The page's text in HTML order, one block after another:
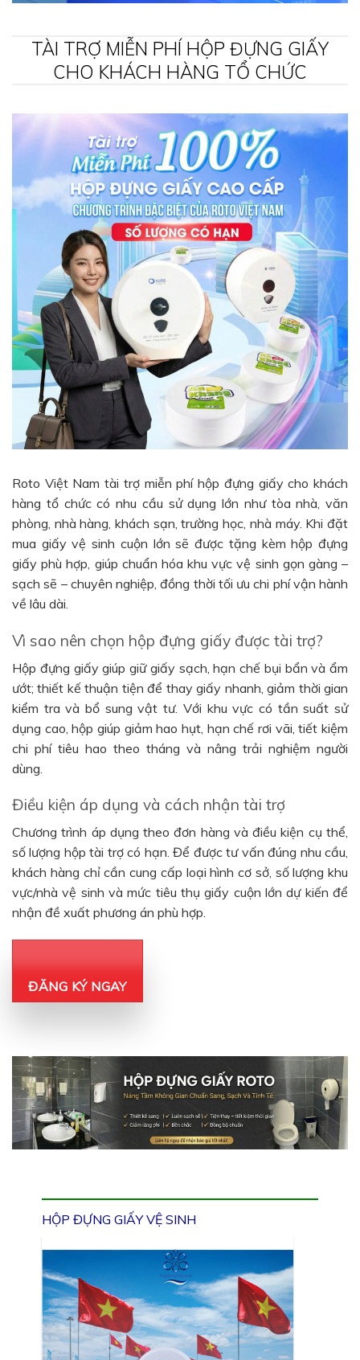
TÀI TRỢ MIỄN PHÍ HỘP ĐỰNG GIẤY
CHO KHÁCH HÀNG TỔ CHỨC
Roto Việt Nam tài trợ miễn phí hộp đựng giấy cho khách
hàng tổ chức có nhu cầu sử dụng lớn như tòa nhà, văn
phòng, nhà hàng, khách sạn, trường học, nhà máy. Khi đặt
mua giấy vệ sinh cuộn lớn sẽ được tặng kèm hộp đựng
giấy phù hợp, giúp chuẩn hóa khu vực vệ sinh gọn gàng –
sạch sẽ – chuyên nghiệp, đồng thời tối ưu chi phí vận hành
về lâu dài.
Vì sao nên chọn hộp đựng giấy được tài trợ?
Hộp đựng giấy giúp giữ giấy sạch, hạn chế bụi bẩn và ẩm
ướt; thiết kế thuận tiện để thay giấy nhanh, giảm thời gian
kiểm tra và bổ sung vật tư. Với khu vực có tần suất sử
dụng cao, hộp giúp giảm hao hụt, hạn chế rơi vãi, tiết kiệm
chi phí tiêu hao theo tháng và nâng trải nghiệm người
dùng.
Điều kiện áp dụng và cách nhận tài trợ
Chương trình áp dụng theo đơn hàng và điều kiện cụ thể,
số lượng hộp tài trợ có hạn. Để được tư vấn đúng nhu cầu,
khách hàng chỉ cần cung cấp loại hình cơ sở, số lượng khu
vực/nhà vệ sinh và mức tiêu thụ giấy cuộn lớn dự kiến để
nhận đề xuất phương án phù hợp.
ĐĂNG KÝ NGAY
HỘP ĐỰNG GIẤY VỆ SINH